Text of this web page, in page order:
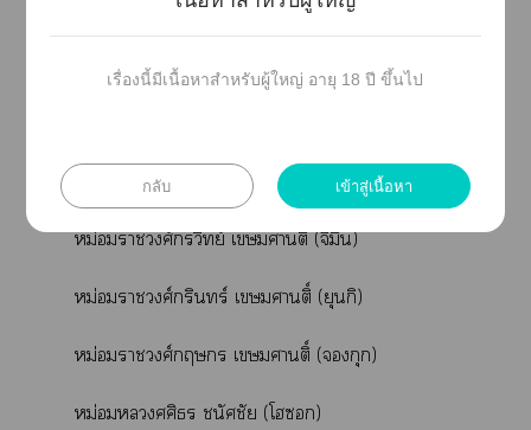
เป็นชั้นเทียบเคียงสามัญชน
ตัวะหลัก
หม่อมาวงศ์วิทย์ เศานติ์ (จีมิน)
หม่อมาวงศ์กรินทร์ เศานติ์ (ยุนกิ)
หม่อมาวงศ์กฤษ เศานติ์ (กุก)
หม่อมศศิธร ชนัศชัย (โ)
เรื่องนี้มีเนื้อหาสำหรับผู้ใหญ่ อายุ 18 ปี ขึ้นไป
กลับ เข้าสู่เนื้อหา